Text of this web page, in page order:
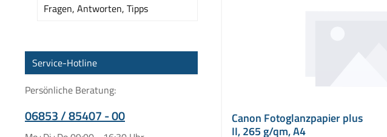
Fragen, Antworten, Tipps
Service-Hotline
Persönliche Beratung:
06853 / 85407 - 00
Canon Fotoglanzpapier plus
II, 265 g/qm, A4